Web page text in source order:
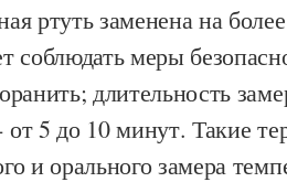
ртуть заменена на
соблюдать меры
длительность
5 до 10 минут. Такие
и орального замера